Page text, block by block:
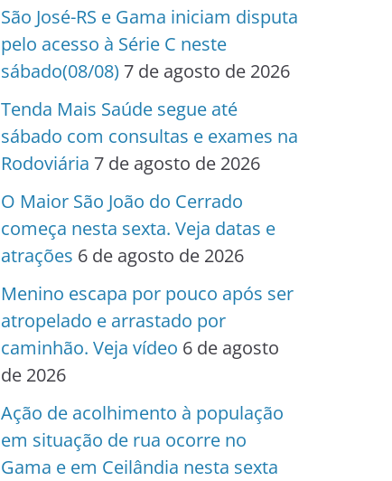
São José-RS e Gama iniciam disputa
pelo acesso à Série C neste
sábado(08/08) 7 de agosto de 2026
Tenda Mais Saúde segue até
sábado com consultas e exames na
Rodoviária 7 de agosto de 2026
O Maior São João do Cerrado
começa nesta sexta. Veja datas e
atrações 6 de agosto de 2026
Menino escapa por pouco após ser
atropelado e arrastado por
caminhão. Veja vídeo 6 de agosto
de 2026
Ação de acolhimento à população
em situação de rua ocorre no
Gama e em Ceilândia nesta sexta